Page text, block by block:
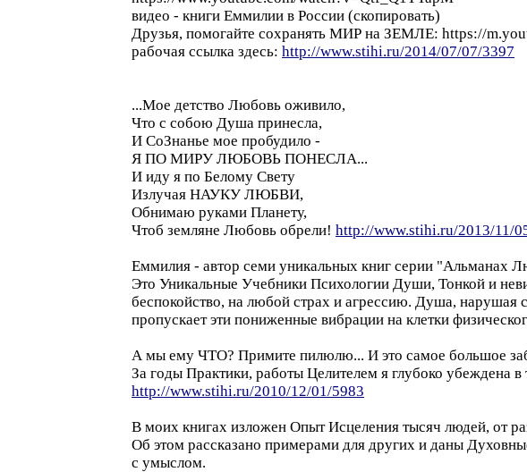
видео - книги Еммилии в России (скопировать)
Друзья, помогайте сохранять МИР на ЗЕМЛЕ: https://
рабочая ссылка здесь: http://www.stihi.ru/2014/07/07/3397
...Мое детство Любовь оживило,
Что с собою Душа принесла,
И СоЗнанье мое пробудило -
Я ПО МИРУ ЛЮБОВЬ ПОНЕСЛА...
И иду я по Белому Свету
Излучая НАУКУ ЛЮБВИ,
Обнимаю руками Планету,
Чтоб земляне Любовь обрели! http://www.stihi.ru/2013/11/
Еммилия - автор семи уникальных книг серии "Альманах
Это Уникальные Учебники Психологии Души, Тонкой и
беспокойство, на любой страх и агрессию. Душа, нарушая
пропускает эти пониженные вибрации на клетки
А мы ему ЧТО? Примите пилюлю... И это самое большое
За годы Практики, работы Целителем я глубоко убеждена
http://www.stihi.ru/2010/12/01/5983
В моих книгах изложен Опыт Исцеления тысяч людей, от
Об этом рассказано примерами для других и даны
с умыслом.